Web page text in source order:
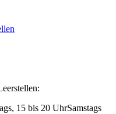
15 bis 20 UhrSamstags